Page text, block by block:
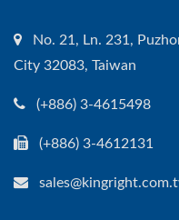
No. 21, Ln. 231,
City 32083, Taiwan
(+886) 3-4615498
(+886) 3-4612131